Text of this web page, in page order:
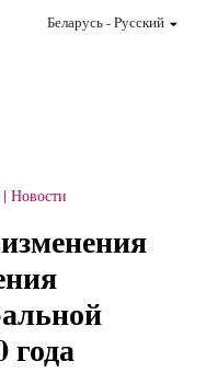
Беларусь-Pусский
Новости
года